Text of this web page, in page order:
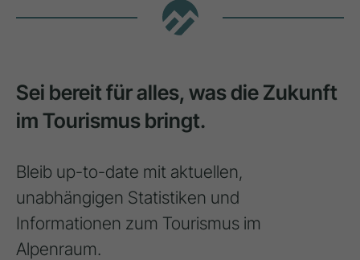
Sei bereit für alles, was die Zukunft
im Tourismus bringt.
Bleib up-to-date mit aktuellen,
unabhängigen Statistiken und
Informationen zum Tourismus im
Alpenraum.